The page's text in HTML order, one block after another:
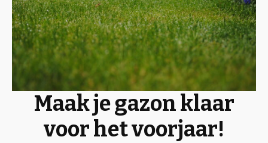
Maak je gazon klaar
voor het voorjaar!